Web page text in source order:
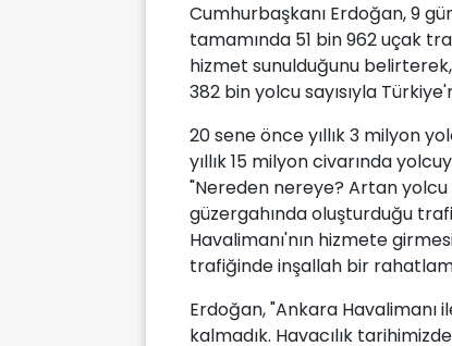
Cumhurbaşkanı Erdoğan, 9
tamamında 51 bin 962 uçak
hizmet sunulduğunu
382 bin yolcu sayısıyla
20 sene önce yıllık 3 milyon
yıllık 15 milyon civarında
"Nereden nereye? Artan yolcu
güzergahında oluşturduğu
Havalimanı'nın hizmete
trafiğinde inşallah bir
Erdoğan, "Ankara
kalmadık. Havacılık